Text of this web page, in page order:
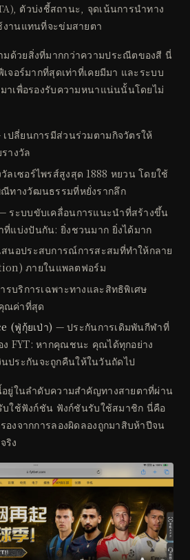
ตัวบ่งชี้สถานะ, จุดเน้นการนำทาง
านแทนที่จะข่มสายตา
ด้วยสิ่งที่มากกว่าความประณีตของสี นี่
จอร์มากที่สุดเท่าที่เคยมีมา และระบบ
าเพื่อรองรับความหนาแน่นนั้นโดยไม่
ปลี่ยนการมีส่วนร่วมตามกิจวัตรให้
างวัล
ลเซอร์ไพรส์สูงสุด 1888 หยวน โดยใช้
ทางวัฒนธรรมที่หยั่งรากลึก
ระบบขับเคลื่อนการแนะนำที่สร้างขึ้น
แบ่งปันกัน: ยิ่งชวนมาก ยิ่งได้มาก
นอประสบการณ์การสะสมที่ทำให้กลาย
ภายในแพลตฟอร์ม
รบริการเฉพาะทางและสิทธิพิเศษ
ณค่าที่สุด
(ฟู่กุ้ยเป่า) — ประกันการเดิมพันกีฬาที่
FYT: หากคุณชนะ คุณได้ทุกอย่าง
ประกันจะถูกคืนให้ในวันถัดไป
อยู่ในลำดับความสำคัญทางสายตาที่ผ่าน
บใช้ฟังก์ชัน ฟังก์ชันรับใช้สมาชิก นี่คือ
งจากการลองผิดลองถูกมาสิบห้าปีจน
ริง